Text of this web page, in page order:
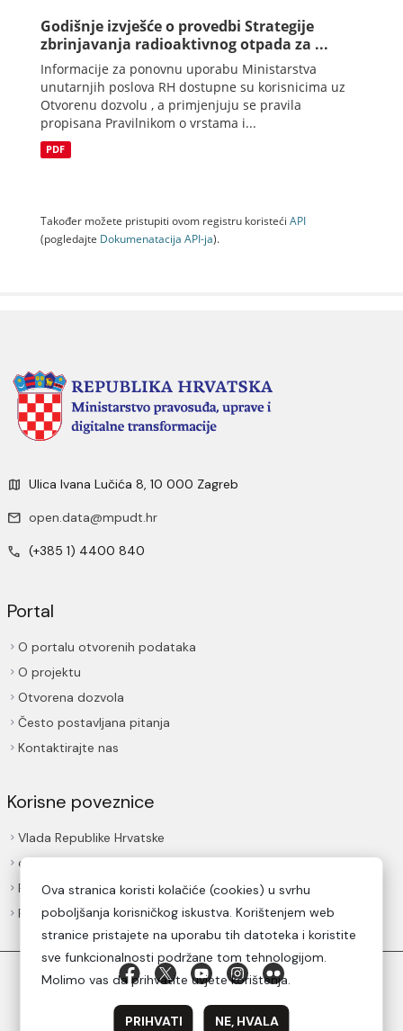
Godišnje izvješće o provedbi Strategije
zbrinjavanja radioaktivnog otpada za ...
Informacije za ponovnu uporabu Ministarstva
unutarnjih poslova RH dostupne su korisnicima uz
Otvorenu dozvolu , a primjenjuju se pravila
propisana Pravilnikom o vrstama i...
PDF
Također možete pristupiti ovom registru koristeći API
(pogledajte Dokumenаtаcijа API-jа).